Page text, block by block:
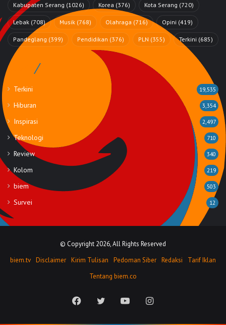
Kabupaten Serang (1026) Korea (376) Kota Serang (720)
Lebak (708) Musik (768) Olahraga (716) Opini (419)
Pandeglang (399) Pendidikan (376) PLN (355) Terkini (685)
Rubrik
Terkini 19,535
Hiburan 3,354
Inspirasi 2,497
Teknologi 710
Review 340
Kolom 219
biem 503
Survei 12
© Copyright 2026, All Rights Reserved
biem.tv Disclaimer Kirim Tulisan Pedoman Siber Redaksi
Tarif Iklan
Tentang biem.co
FacebookTwitter YouTubeInstagram